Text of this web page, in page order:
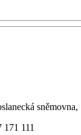
171 111